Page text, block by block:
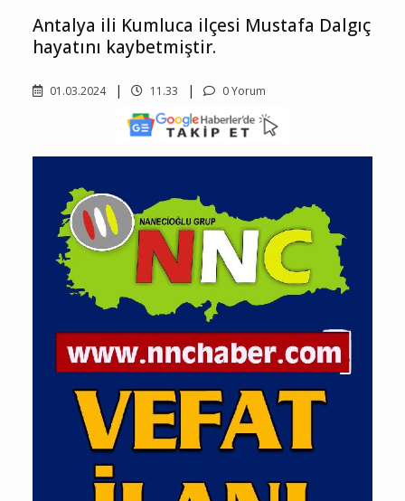
Antalya ili Kumluca ilçesi Mustafa Dalgıç
hayatını kaybetmiştir.
01.03.2024 11.33 0 Yorum